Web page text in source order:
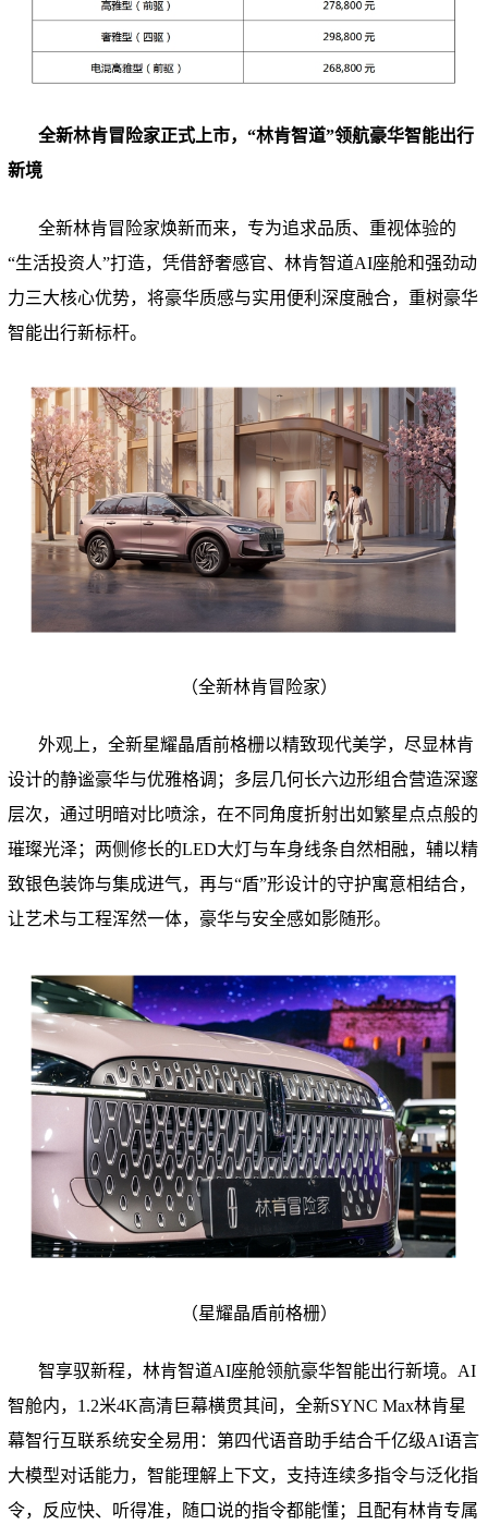
全新林肯冒险家正式上市，“林肯智道”领航豪华智能出行
新境
全新林肯冒险家焕新而来，专为追求品质、重视体验的
“生活投资人”打造，凭借舒奢感官、林肯智道AI座舱和强劲动
力三大核心优势，将豪华质感与实用便利深度融合，重树豪华
智能出行新标杆。
（全新林肯冒险家）
外观上，全新星耀晶盾前格栅以精致现代美学，尽显林肯
设计的静谧豪华与优雅格调；多层几何长六边形组合营造深邃
层次，通过明暗对比喷涂，在不同角度折射出如繁星点点般的
璀璨光泽；两侧修长的LED大灯与车身线条自然相融，辅以精
致银色装饰与集成进气，再与“盾”形设计的守护寓意相结合，
让艺术与工程浑然一体，豪华与安全感如影随形。
（星耀晶盾前格栅）
智享驭新程，林肯智道AI座舱领航豪华智能出行新境。AI
智舱内，1.2米4K高清巨幕横贯其间，全新SYNC Max林肯星
幕智行互联系统安全易用：第四代语音助手结合千亿级AI语言
大模型对话能力，智能理解上下文，支持连续多指令与泛化指
令，反应快、听得准，随口说的指令都能懂；且配有林肯专属